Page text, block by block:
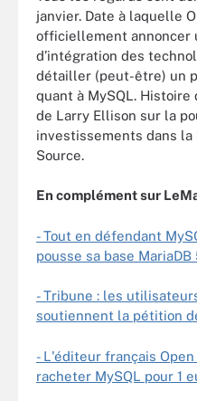
janvier. Date à laquelle
officiellement annoncer
d’intégration des
détailler (peut-être) un
quant à MySQL.
de Larry Ellison sur la
investissements dans la
Source.
En complément sur
- Tout en défendant
pousse sa base MariaDB
- Tribune : les
soutiennent la pétition
- L'éditeur français
racheter MySQL pour 1